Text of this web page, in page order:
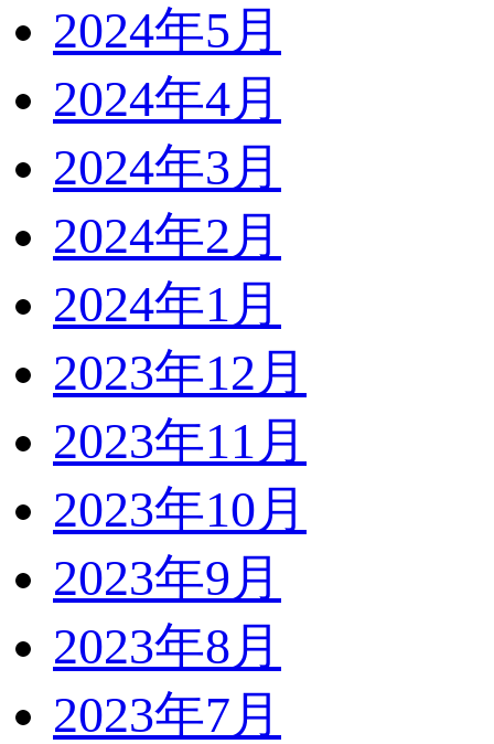
2024年5月
2024年4月
2024年3月
2024年2月
2024年1月
2023年12月
2023年11月
2023年10月
2023年9月
2023年8月
2023年7月